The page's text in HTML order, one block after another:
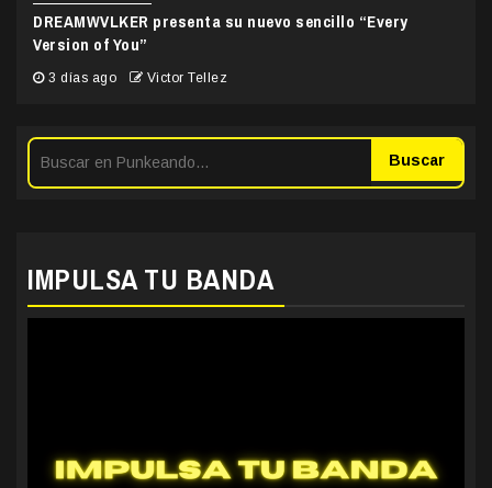
DREAMWVLKER presenta su nuevo sencillo “Every
Version of You”
3 días ago Victor Tellez
Buscar
IMPULSA TU BANDA